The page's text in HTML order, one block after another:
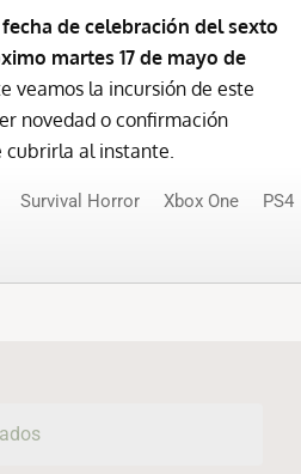
de celebración del sexto
martes 17 de mayo de
veamos la incursión de este
novedad o confirmación
al instante.
Survival Horror Xbox One PS4